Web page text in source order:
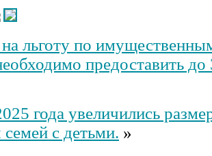
на льготу по
предоставить до
года увеличились
с детьми. »